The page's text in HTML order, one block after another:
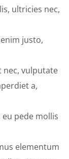
ultricies nec,
justo,
nec, vulputate
a,
pede mollis
elementum